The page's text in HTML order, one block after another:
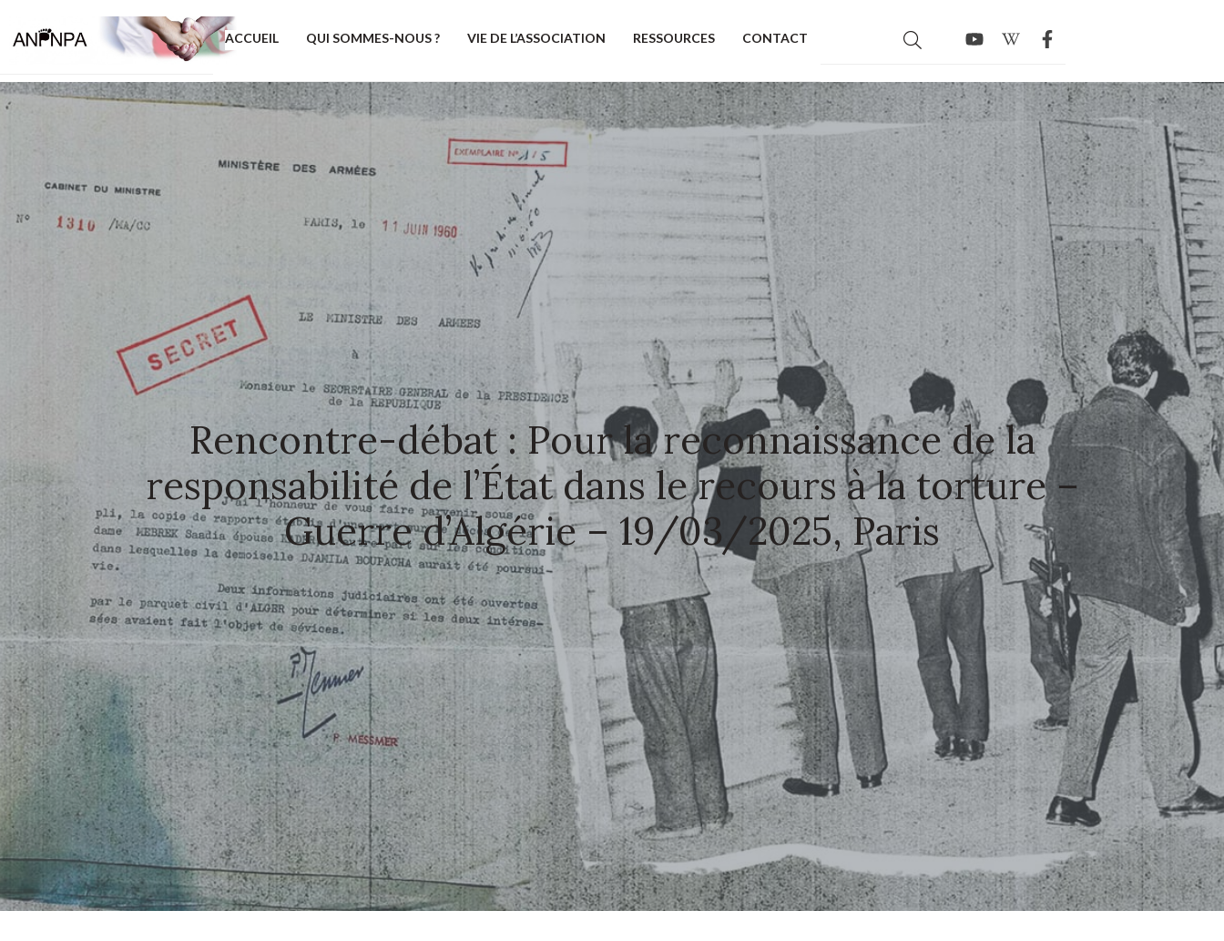
ACCUEIL QUI SOMMES-NOUS ? VIE DE L’ASSOCIATION RESSOURCES CONTACT
Rencontre-débat : Pour la reconnaissance de la
responsabilité de l’État dans le recours à la torture –
Guerre d’Algérie – 19/03/2025, Paris